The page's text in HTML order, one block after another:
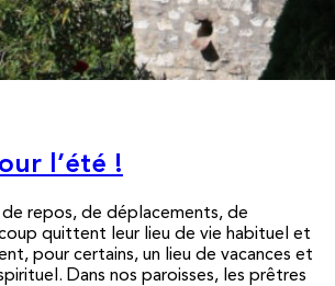
l’été !
de repos, de déplacements, de
quittent leur lieu de vie habituel et
pour certains, un lieu de vacances et
Dans nos paroisses, les prêtres